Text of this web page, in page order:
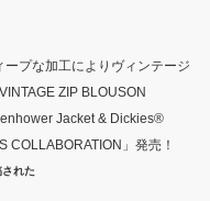
プな加工によりヴィンテージ
ZIP BLOUSON
Jacket & Dickies®
COLLABORATION」発売！
れた